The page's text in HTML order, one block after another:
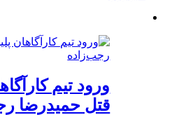
ورود تیم
قتل حمیدرضا